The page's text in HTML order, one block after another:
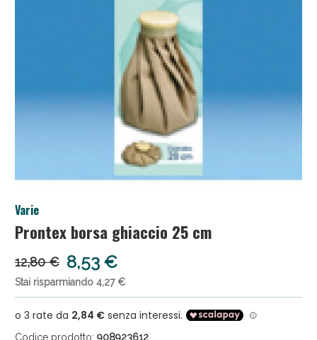
Varie
Prontex borsa ghiaccio 25 cm
12,80 € 8,53 €
Stai risparmiando 4,27 €
Codice prodotto: 908923612
Anticellulite e Fanghi: Sconto fino al 40% valido